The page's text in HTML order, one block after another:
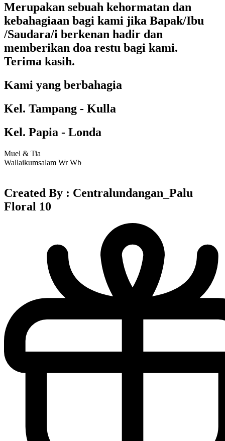
Merupakan sebuah kehormatan dan
kebahagiaan bagi kami jika Bapak/Ibu
/Saudara/i berkenan hadir dan
memberikan doa restu bagi kami.
Terima kasih.
Kami yang berbahagia
Kel. Tampang - Kulla
Kel. Papia - Londa
Muel & Tia
Wallaikumsalam Wr Wb
Created By : Centralundangan_Palu
Floral 10